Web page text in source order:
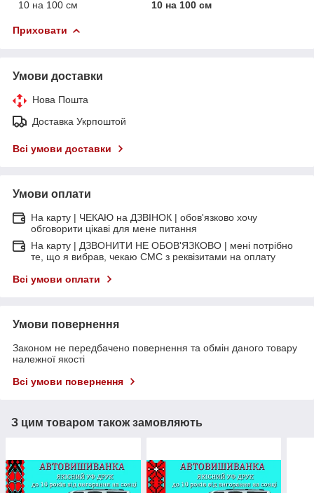
10 на 100 см
10 на 100 см
Приховати
Умови доставки
Нова Пошта
Доставка Укрпоштой
Всі умови доставки
Умови оплати
На карту | ЧЕКАЮ на ДЗВІНОК | обов'язково хочу
обговорити цікаві для мене питання
На карту | ДЗВОНИТИ НЕ ОБОВ'ЯЗКОВО | мені потрібно
те, що я вибрав, чекаю СМС з реквізитами на оплату
Всі умови оплати
Умови повернення
Законом не передбачено повернення та обмін даного товару
належної якості
Всі умови повернення
З цим товаром також замовляють